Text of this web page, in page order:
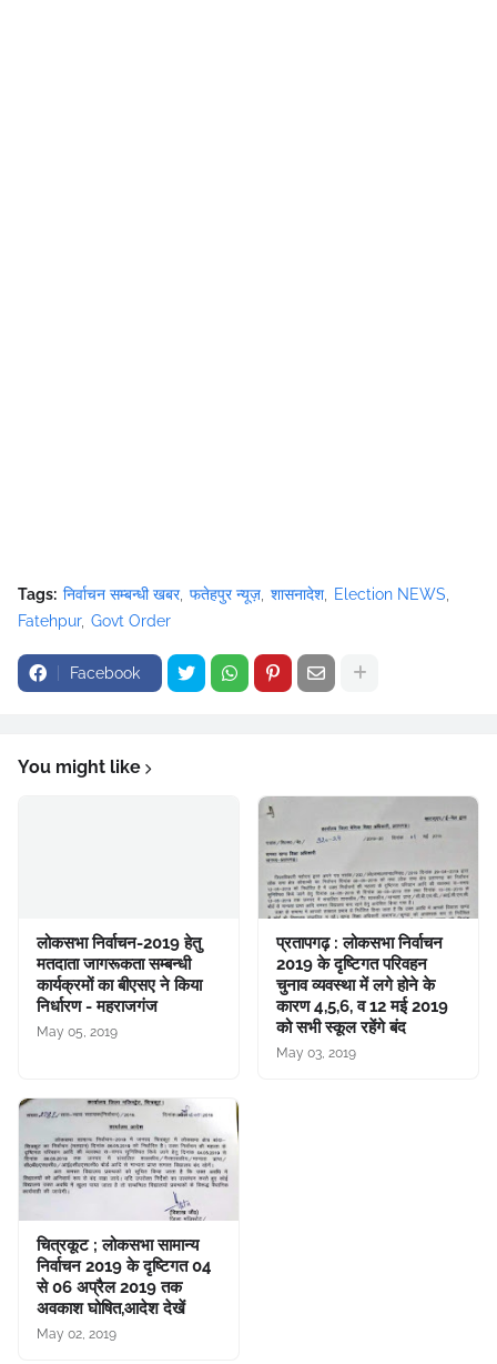
Tags: निर्वाचन सम्बन्धी खबर फतेहपुर न्यूज़ शासनादेश
Election NEWS
Fatehpur Govt Order
Facebook
You might like
लोकसभा निर्वाचन-2019 हेतु
मतदाता जागरूकता सम्बन्धी
कार्यक्रमों का बीएसए ने किया
निर्धारण - महराजगंज
May 05, 2019
प्रतापगढ़ : लोकसभा निर्वाचन
2019 के दृष्टिगत परिवहन
चुनाव व्यवस्था में लगे होने के
कारण 4,5,6, व 12 मई 2019
को सभी स्कूल रहेंगे बंद
May 03, 2019
चित्रकूट ; लोकसभा सामान्य
निर्वाचन 2019 के दृष्टिगत 04
से 06 अप्रैल 2019 तक
अवकाश घोषित,आदेश देखें
May 02, 2019